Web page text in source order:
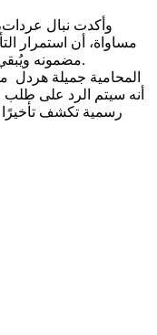
وأكدت نبال
مساواة، أن استمرار
مضمونه ويُبقي الفجوات البيئية في البلدات العربية قائمة.
المحامية جميلة هردل
أنه سيتم الرد على
رسمية تكشف تأخيرًا